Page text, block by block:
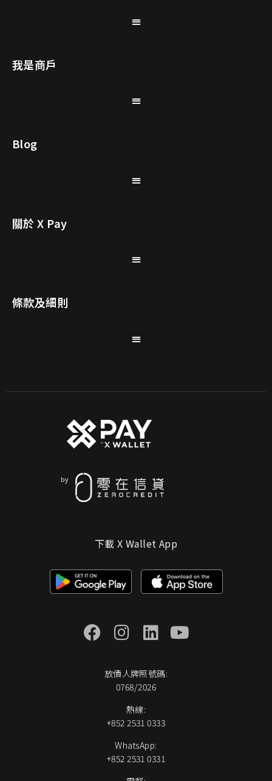
我是商戶
Blog
關於 X Pay
條款及細則
下載 X Wallet App
放債人牌照號碼:
0768/2026
熱線:
+852 2531 0333
WhatsApp:
+852 2531 0331